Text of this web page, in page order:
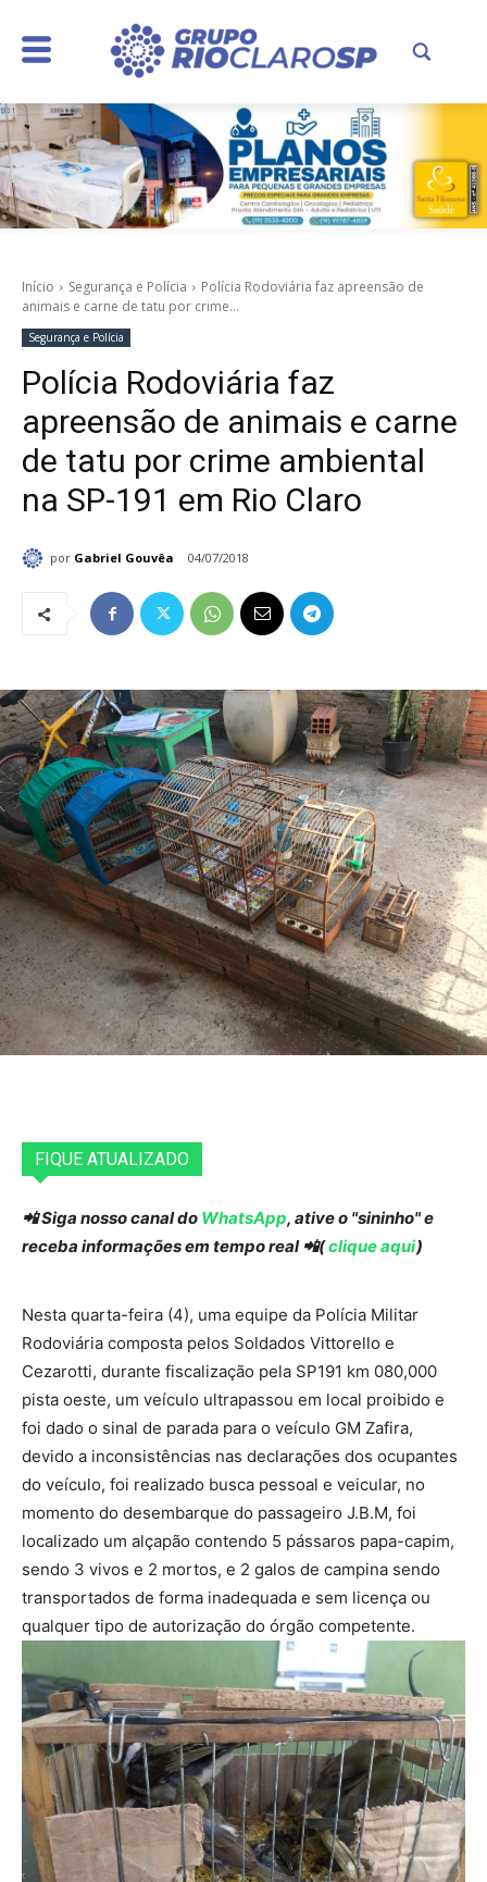
Início Segurança e Polícia
Polícia Rodoviária faz apreensão de
animais e carne de tatu por crime...
Segurança e Polícia
Polícia Rodoviária faz
apreensão de animais e carne
de tatu por crime ambiental
na SP-191 em Rio Claro
por Gabriel Gouvêa 04/07/2018
FIQUE ATUALIZADO
📲 Siga nosso canal do WhatsApp, ative o "sininho" e
receba informações em tempo real 📲(clique aqui)
Nesta quarta-feira (4), uma equipe da Polícia Militar
Rodoviária composta pelos Soldados Vittorello e
Cezarotti, durante fiscalização pela SP191 km 080,000
pista oeste, um veículo ultrapassou em local proibido e
foi dado o sinal de parada para o veículo GM Zafira,
devido a inconsistências nas declarações dos ocupantes
do veículo, foi realizado busca pessoal e veicular, no
momento do desembarque do passageiro J.B.M, foi
localizado um alçapão contendo 5 pássaros papa-capim,
sendo 3 vivos e 2 mortos, e 2 galos de campina sendo
transportados de forma inadequada e sem licença ou
qualquer tipo de autorização do órgão competente.